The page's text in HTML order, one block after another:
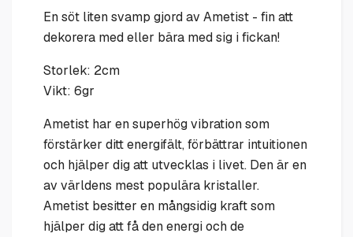
En söt liten svamp gjord av Ametist - fin att
dekorera med eller bära med sig i fickan!
Storlek: 2cm
Vikt: 6gr
Ametist har en superhög vibration som
förstärker ditt energifält, förbättrar intuitionen
och hjälper dig att utvecklas i livet. Den är en
av världens mest populära kristaller.
Ametist besitter en mångsidig kraft som
hjälper dig att få den energi och de